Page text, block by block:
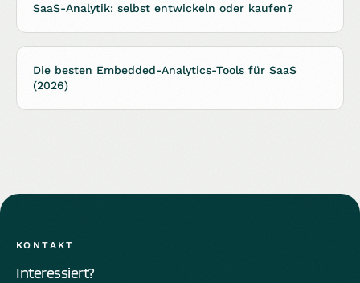
SaaS-Analytik: selbst entwickeln oder kaufen?
Die besten Embedded-Analytics-Tools für SaaS
(2026)
KONTAKT
Interessiert?